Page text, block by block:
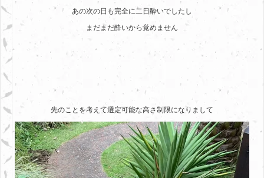
あの次の日も完全に二日酔いでしたし
まだまだ酔いから覚めません
先のことを考えて選定可能な高さ制限になりまして